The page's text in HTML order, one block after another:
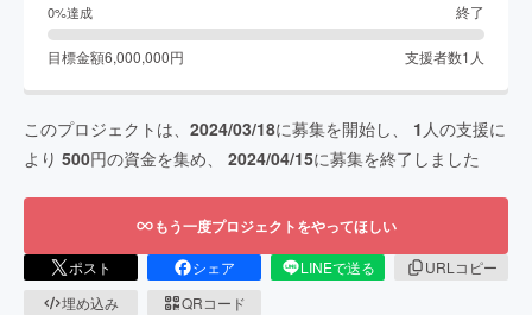
0%達成 終了
目標金額6,000,000円 支援者数1 人
このプロジェクトは、 2024/03/18に募集を開始し、 1 人の支援に
より 500円の資金を集め、 2024/04/15に募集を終了しました
もう一度プロジェクトをやってほしい
ポスト シェア LINEで送る
URLコピー
埋め込み
QRコード